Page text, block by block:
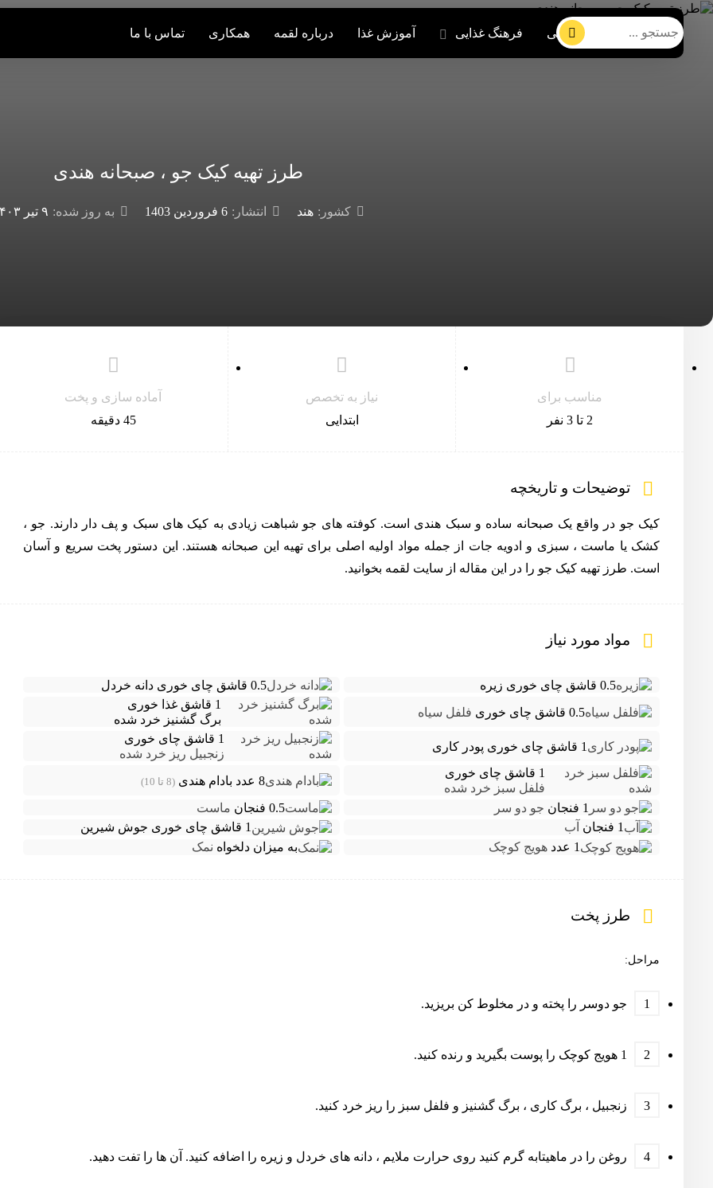
صفحه اصلی فرهنگ غذایی آموزش غذا درباره لقمه همکاری تماس با ما
طرز تهیه کیک جو ، صبحانه هندی
کشور: هند انتشار: 6 فروردین 1403 به روز شده: ۹ تیر ۱۴۰۳
مناسب برای
2 تا 3 نفر
نیاز به تخصص
ابتدایی
آماده سازی و پخت
45 دقیقه
توضیحات و تاریخچه
کیک جو در واقع یک صبحانه ساده و سبک هندی است. کوفته های جو شباهت زیادی به کیک های سبک و پف دار دارند. جو ،
کشک یا ماست ، سبزی و ادویه جات از جمله مواد اولیه اصلی برای تهیه این صبحانه هستند. این دستور پخت سریع و آسان
است. طرز تهیه کیک جو را در این مقاله از سایت لقمه بخوانید.
مواد مورد نیاز
0.5 قاشق چای خوری زیره 0.5 قاشق چای خوری
دانه خردل
0.5 قاشق چای خوری
فلفل سیاه
1 قاشق غذا خوری
برگ گشنیز خرد شده
1 قاشق چای خوری
پودر کاری
1 قاشق چای خوری
زنجبیل ریز خرد شده
1 قاشق چای خوری
فلفل سبز خرد شده
8 عدد بادام هندی (8 تا 10)
1 فنجان جو دو سر 0.5 فنجان
ماست
1 فنجان
آب 1 قاشق چای خوری
جوش شیرین
1 عدد
هویج کوچک به میزان دلخواه نمک
طرز پخت
مراحل:
جو دوسر را پخته و در مخلوط کن بریزید.
1 هویج کوچک را پوست بگیرید و رنده کنید.
زنجبیل ، برگ کاری ، برگ گشنیز و فلفل سبز را ریز خرد کنید.
روغن را در ماهیتابه گرم کنید روی حرارت ملایم ، دانه های خردل و زیره را اضافه کنید. آن ها را تفت دهید.